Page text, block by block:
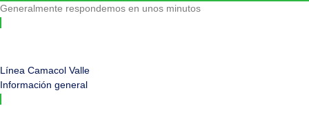
Generalmente respondemos en unos minutos
Línea Camacol Valle
Información general